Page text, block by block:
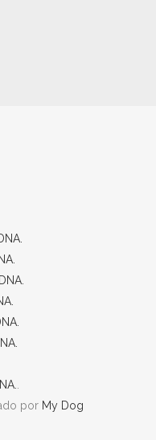
por My Dog